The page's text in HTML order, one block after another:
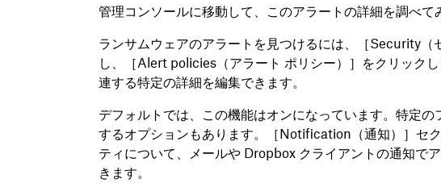
管理コンソールに移動して、このアラートの詳細を調べて
ランサムウェアのアラートを見つけるには、［Security（
し、［Alert policies（アラート ポリシー）］をクリック
連する特定の詳細を編集できます。
デフォルトでは、この機能はオンになっています。特定
するオプションもあります。［Notification（通知）］セ
ティについて、メールや Dropbox クライアントの通知で
きます。